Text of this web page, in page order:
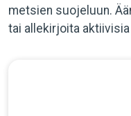
metsien suojeluun.
tai allekirjoita